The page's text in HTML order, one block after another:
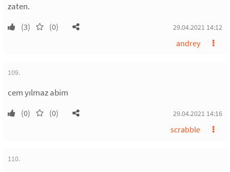
zaten.
(3) (0) 29.04.2021 14:12
andrey
109.
cem yılmaz abim
(0) (0) 29.04.2021 14:16
scrabble
110.